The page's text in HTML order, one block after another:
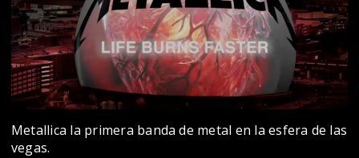
Metallica la primera banda de metal en la esfera de las
vegas.